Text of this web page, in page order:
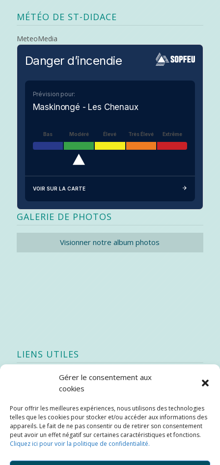
Gérer le consentement aux
cookies
Pour offrir les meilleures expériences, nous utilisons des technologies
telles que les cookies pour stocker et/ou accéder aux informations des
appareils. Le fait de ne pas consentir ou de retirer son consentement
peut avoir un effet négatif sur certaines caractéristiques et fonctions.
Cliquez ici pour voir la politique de confidentialité.
MÉTÉO DE ST-DIDACE
MeteoMedia
Danger d’incendie
Prévision pour:
Maskinongé - Les Chenaux
Bas Modéré Élevé Très Élevé Extrême
VOIR SUR LA CARTE
GALERIE DE PHOTOS
Visionner notre album photos
LIENS UTILES
Quoi de neuf
Stratégie québécoise d’économie d’eau potable
Bibliothèque
Météo locale